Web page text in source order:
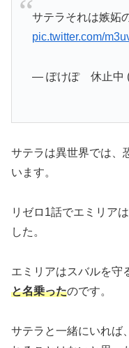
サテラそれは嫉妬
pic.twitter.com/
— ぽけぽ 休止中
サテラは異世界では、
います。
リゼロ1話でエミリア
した。
エミリアはスバルを守
と名乗ったのです。
サテラと一緒にいれば